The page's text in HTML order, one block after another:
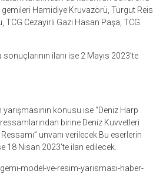
gemileri Hamidiye Kruvazörü, Turgut Reis
TCG Cezayirli Gazi Hasan Paşa, TCG
ilanı ise 2 Mayıs 2023’te
konusu ise “Deniz Harp
birine Deniz Kuvvetleri
unvanı verilecek.Bu eserlerin
18 Nisan 2023’te ilan edilecek.
model-ve-resim-yarismasi-haber-